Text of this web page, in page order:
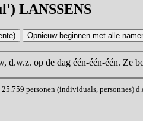
LANSSENS
d.w.z. op de dag één-één-één. Ze
personen (individuals, personnes)